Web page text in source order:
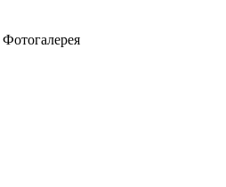
Фотогалерея